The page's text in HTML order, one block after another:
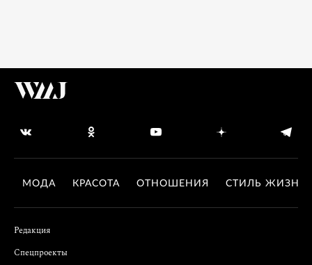
МОДА КРАСОТА ОТНОШЕНИЯ СТИЛЬ ЖИЗНИ
Редакция
Спецпроекты